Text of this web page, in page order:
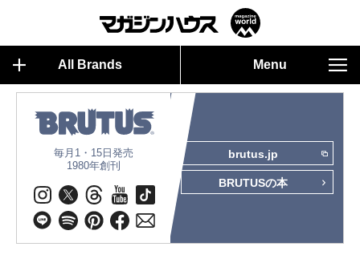
All Brands Menu
毎月1・15日発売
1980年創刊
brutus.jp
BRUTUSの本